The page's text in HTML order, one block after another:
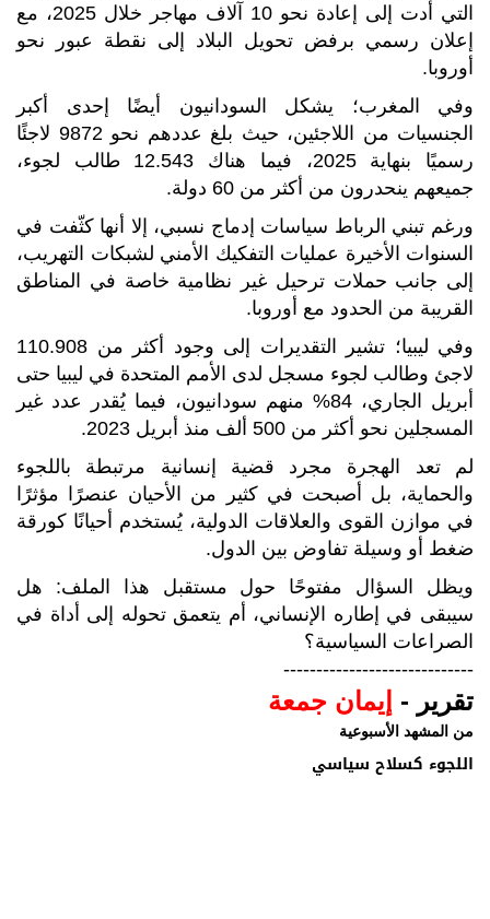
التي أدت إلى إعادة نحو 10 آلاف مهاجر خلال 2025، مع
إعلان رسمي برفض تحويل البلاد إلى نقطة عبور نحو
أوروبا.
وفي المغرب؛ يشكل السودانيون أيضًا إحدى أكبر
الجنسيات من اللاجئين، حيث بلغ عددهم نحو 9872 لاجئًا
رسميًا بنهاية 2025، فيما هناك 12.543 طالب لجوء،
جميعهم ينحدرون من أكثر من 60 دولة.
ورغم تبني الرباط سياسات إدماج نسبي، إلا أنها كثّفت في
السنوات الأخيرة عمليات التفكيك الأمني لشبكات التهريب،
إلى جانب حملات ترحيل غير نظامية خاصة في المناطق
القريبة من الحدود مع أوروبا.
وفي ليبيا؛ تشير التقديرات إلى وجود أكثر من 110.908
لاجئ وطالب لجوء مسجل لدى الأمم المتحدة في ليبيا حتى
أبريل الجاري، 84% منهم سودانيون، فيما يُقدر عدد غير
المسجلين نحو أكثر من 500 ألف منذ أبريل 2023.
لم تعد الهجرة مجرد قضية إنسانية مرتبطة باللجوء
والحماية، بل أصبحت في كثير من الأحيان عنصرًا مؤثرًا
في موازن القوى والعلاقات الدولية، يُستخدم أحيانًا كورقة
ضغط أو وسيلة تفاوض بين الدول.
ويظل السؤال مفتوحًا حول مستقبل هذا الملف: هل
سيبقى في إطاره الإنساني، أم يتعمق تحوله إلى أداة في
الصراعات السياسية؟
-----------------------------
تقرير - إيمان جمعة
من المشهد الأسبوعية
اللجوء كسلاح سياسي